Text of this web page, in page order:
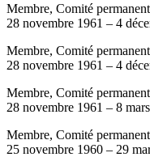
Membre, Comité
28 novembre 1961 – 4
Membre, Comité
28 novembre 1961 – 4
Membre, Comité
28 novembre 1961 – 8
Membre, Comité
25 novembre 1960 – 29